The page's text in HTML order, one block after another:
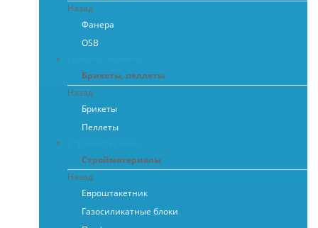
Назад
Фанера
OSB
Брикеты, пеллеты
Назад
Брикеты
Пеллеты
Стройматериалы
Назад
Евроштакетник
Газосиликатные блоки